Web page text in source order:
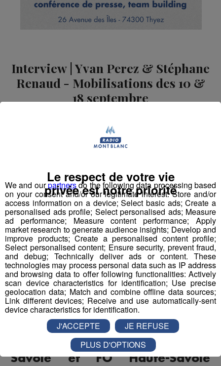
Interview | Yvan Perez & Stéphane
Renaud - Mobilisations des 10 &
18 septembre
2025 à 14h26
Mobilisations des 10 et 18
septembre : la CGT Haute-
Savoie et FO Haute-Savoie
We and ourpartnersdo the following data processing based
on your consent and/or our legitimate interest: Store and/or
access information on a device; Select basic ads; Create a
personalised ads profile; Select personalised ads; Measure
ad performance; Measure content performance; Apply
market research to generate audience insights; Develop and
improve products; Create a personalised content profile;
Select personalised content; Ensure security, prevent fraud,
and debug; Technically deliver ads or content. These
technologies may process personal data such as IP address
and browsing data to offer following functionalities: Actively
scan device characteristics for identification; Use precise
geolocation data; Match and combine offline data sources;
Link different devices; Receive and use automatically-sent
device characteristics for identification.
Le respect de votre vie
privée est notre priorité
J'ACCEPTE
JE REFUSE
PLUS D'OPTIONS